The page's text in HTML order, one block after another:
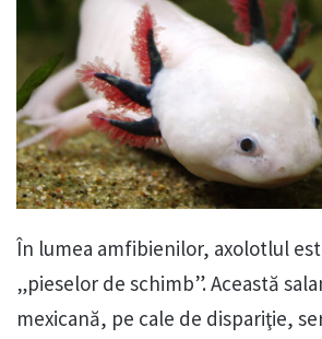
În lumea amfibienilor, axolotlul
„pieselor de schimb”. Această
mexicană, pe cale de dispariţie,